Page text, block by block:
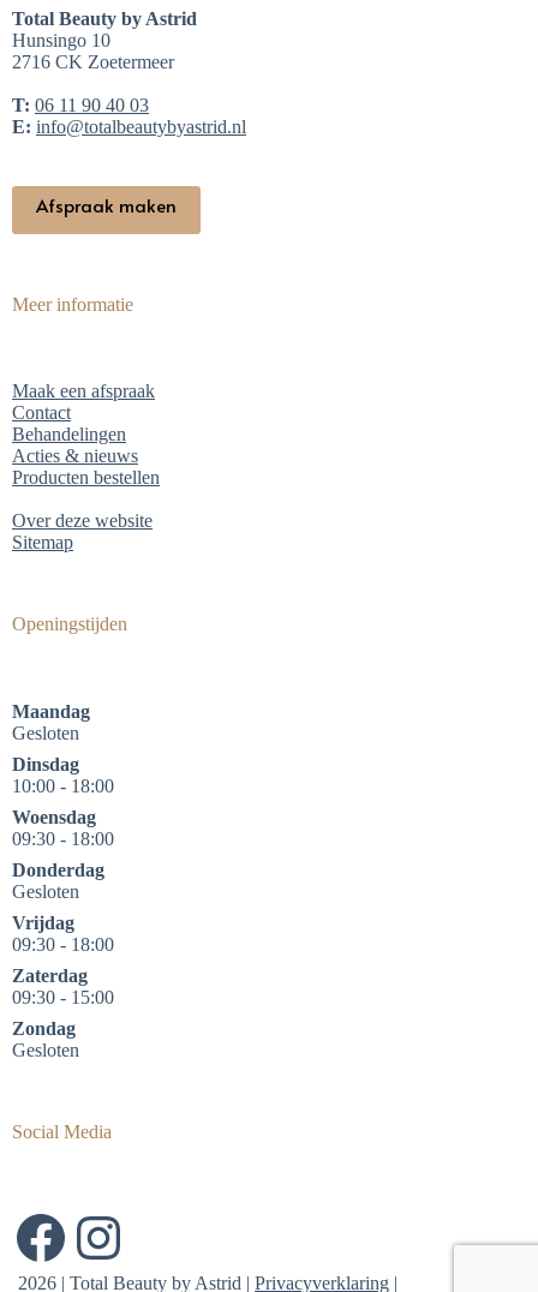
Total Beauty by Astrid
Hunsingo 10
2716 CK Zoetermeer
T: 06 11 90 40 03
E: info@totalbeautybyastrid.nl
Afspraak maken
Meer informatie
Maak een afspraak
Contact
Behandelingen
Acties & nieuws
Producten bestellen
Over deze website
Sitemap
Openingstijden
Maandag
Gesloten
Dinsdag
10:00 - 18:00
Woensdag
09:30 - 18:00
Donderdag
Gesloten
Vrijdag
09:30 - 18:00
Zaterdag
09:30 - 15:00
Zondag
Gesloten
Social Media
Facebook
Instagram
2026 | Total Beauty by Astrid | Privacyverklaring |